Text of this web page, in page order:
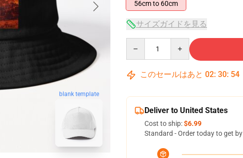
blank template
56cm to 60cm
サイズガイドを見る
このセールはあと 02: 30: 53
Deliver to United States
Cost to ship:$6.99
Standard - Order today to get by